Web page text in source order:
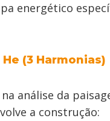
energético
(3 Harmonias)
análise da
a construção: